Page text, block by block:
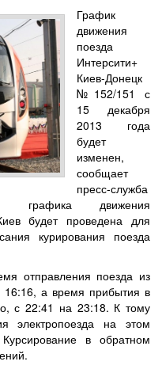
График
движения
поезда
Интерсити+
Киев-Донецк
№152/151 с
15 декабря
2013 года
будет
изменен,
сообщает
пресс-служба
графика движения
будет проведена для
курирования поезда
отправления поезда из
16:16, а время прибытия в
с 22:41 на 23:18. К тому
электропоезда на этом
в обратном